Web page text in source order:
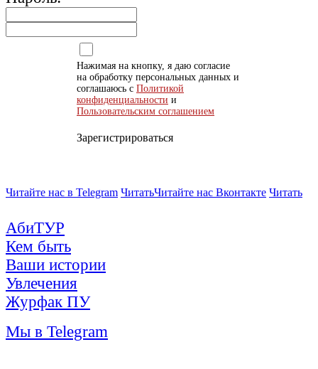
Нажимая на кнопку, я даю согласие
на обработку персональных данных и
соглашаюсь с Политикой
конфиденциальности и
Пользовательским соглашением
Зарегистрироваться
Читайте нас в Telegram ЧитатьЧитайте нас Вконтакте Читать
АбиТУР
Кем быть
Ваши истории
Увлечения
Журфак ПУ
Мы в Telegram